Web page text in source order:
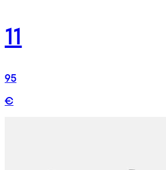
11
95
€